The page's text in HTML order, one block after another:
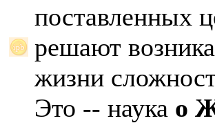
поставленных
решают
жизни
Это -- наука о